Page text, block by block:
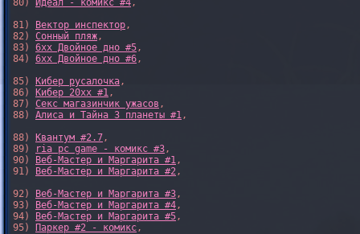
80)
Идеал - комикс #4,
81)
Вектор инспектор,
82) Сонный пляж,
83) 6xx Двойное дно #5,
84) 6xx Двойное дно #6,
85)
Кибер русалочка,
86)
Кибер 20xx #1,
87) Секс магазинчик ужасов ,
88) Алиса и Тайна 3 планеты #1,
88)
Квантум #2.7,
89)
ria pc game - комикс #3,
90)
Веб-Мастер и Маргарита #1,
91)
Веб-Мастер и Маргарита #2,
92)
Веб-Мастер и Маргарита #3,
93)
Веб-Мастер и Маргарита #4,
94)
Веб-Мастер и Маргарита #5,
95)
Паркер #2 - комикс,